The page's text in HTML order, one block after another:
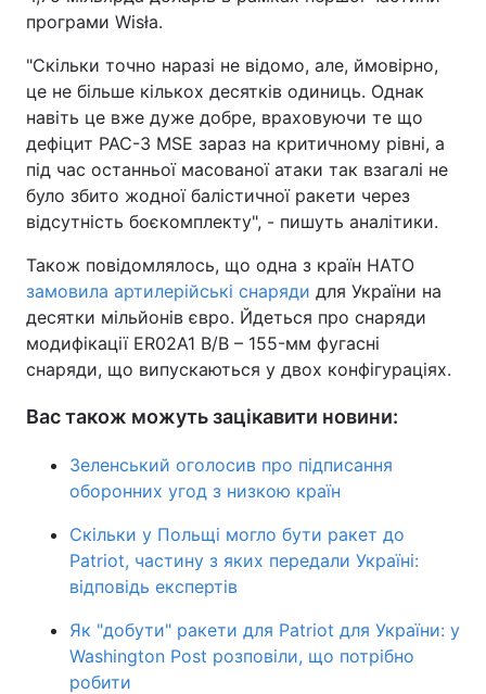
програми Wisła.
"Скільки точно наразі не відомо, але, ймовірно,
це не більше кількох десятків одиниць. Однак
навіть це вже дуже добре, враховуючи те що
дефіцит PAC-3 MSE зараз на критичному рівні, а
під час останньої масованої атаки так взагалі не
було збито жодної балістичної ракети через
відсутність боєкомплекту", - пишуть аналітики.
Також повідомлялось, що одна з країн НАТО
замовила артилерійські снаряди для України на
десятки мільйонів євро. Йдеться про снаряди
модифікації ER02A1 B/B – 155-мм фугасні
снаряди, що випускаються у двох конфігураціях.
Вас також можуть зацікавити новини:
Зеленський оголосив про підписання
оборонних угод з низкою країн
Скільки у Польщі могло бути ракет до
Patriot, частину з яких передали Україні:
відповідь експертів
Як "добути" ракети для Patriot для України: у
Washington Post розповіли, що потрібно
робити